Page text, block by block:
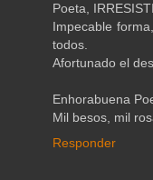
Poeta,
Impecable
todos.
Afortunado el
Enhorabuena
Mil besos, mil
Responder